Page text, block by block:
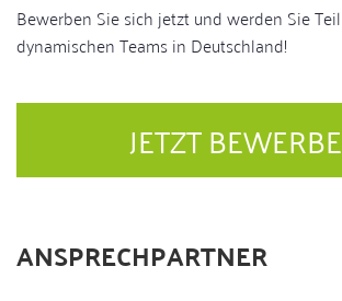
Bewerben Sie sich jetzt und werden Sie
dynamischen Teams in Deutschland!
JETZT
ANSPRECHPARTNER